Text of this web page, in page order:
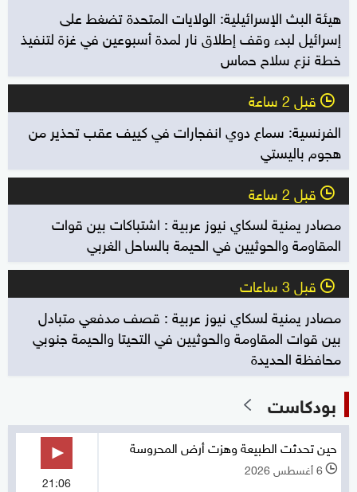
هيئة البث الإسرائيلية: الولايات المتحدة تضغط على
إسرائيل لبدء وقف إطلاق نار لمدة أسبوعين في غزة لتنفيذ
خطة نزع سلاح حماس
l قبل 2 ساعة
الفرنسية: سماع دوي انفجارات في كييف عقب تحذير من
هجوم باليستي
l قبل 2 ساعة
مصادر يمنية لسكاي نيوز عربية : اشتباكات بين قوات
المقاومة والحوثيين في الحيمة بالساحل الغربي
l قبل 3 ساعات
مصادر يمنية لسكاي نيوز عربية : قصف مدفعي متبادل
بين قوات المقاومة والحوثيين في التحيتا والحيمة جنوبي
محافظة الحديدة
بودكاست
حين تحدثت الطبيعة وهزت أرض المحروسة
l 6 أغسطس 2026
21:06